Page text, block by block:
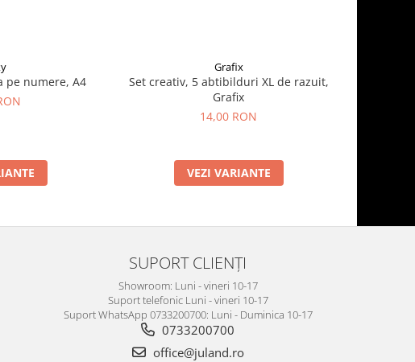
pe numere, A4
Grafix
Set creativ, 5 abtibilduri XL de razuit,
Grafix
14,00 RON
VEZI VARIANTE
SUPORT CLIENȚI
Showroom: Luni - vineri 10-17
Suport telefonic Luni - vineri 10-17
Suport WhatsApp 0733200700: Luni - Duminica 10-17
0733200700
office@juland.ro